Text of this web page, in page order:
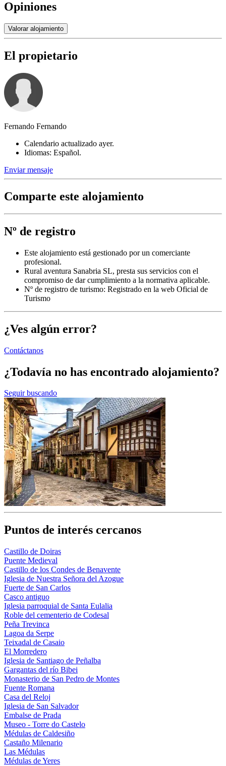
Opiniones
Valorar alojamiento
El propietario
Fernando Fernando
Calendario actualizado ayer.
Idiomas: Español.
Enviar mensaje
Comparte este alojamiento
Nº de registro
Este alojamiento está gestionado por un comerciante
profesional.
Rural aventura Sanabria SL, presta sus servicios con el
compromiso de dar cumplimiento a la normativa aplicable.
Nº de registro de turismo: Registrado en la web Oficial de
Turismo
¿Ves algún error?
Contáctanos
¿Todavía no has encontrado alojamiento?
Seguir buscando
Puntos de interés cercanos
Castillo de Doiras
Puente Medieval
Castillo de los Condes de Benavente
Iglesia de Nuestra Señora del Azogue
Fuerte de San Carlos
Casco antiguo
Iglesia parroquial de Santa Eulalia
Roble del cementerio de Codesal
Peña Trevinca
Lagoa da Serpe
Teixadal de Casaio
El Morredero
Iglesia de Santiago de Peñalba
Gargantas del río Bibei
Monasterio de San Pedro de Montes
Fuente Romana
Casa del Reloj
Iglesia de San Salvador
Embalse de Prada
Museo - Torre do Castelo
Médulas de Caldesiño
Castaño Milenario
Las Médulas
Médulas de Yeres